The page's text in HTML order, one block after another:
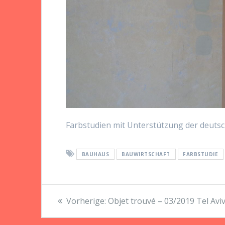
Farbstudien mit Unterstützung der
BAUHAUS BAUWIRTSCHAFT FARBSTUDIE
Beitragsnavigation
Vorherige: Vorheriger
Objet trouvé – 03/2019 Tel Aviv